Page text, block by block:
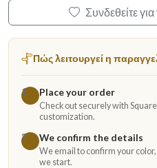
Συνδεθείτε
Πώς λειτουργεί η
1 Place your order
Check out securely with
customization.
2
We confirm the details
We email to confirm your
we start.